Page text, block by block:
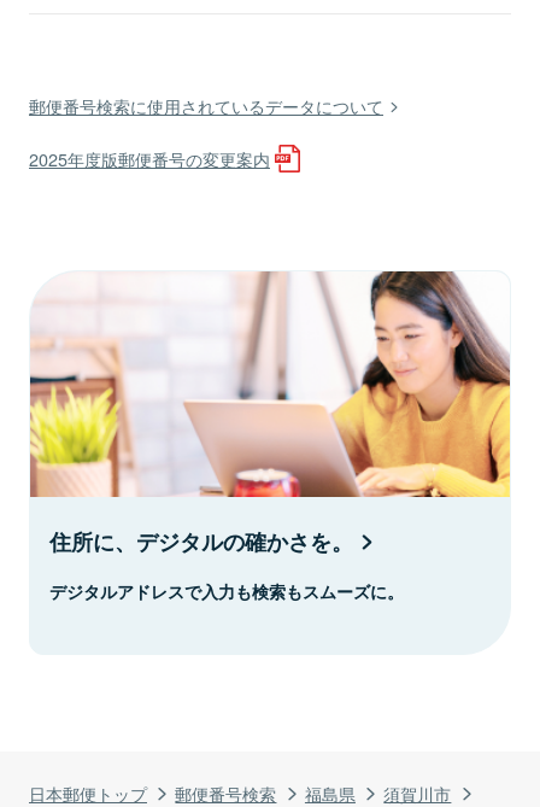
日本郵便トップ 郵便番号検索 福島県
須賀川市
郵便番号検索に使用されているデータについて
2025年度版郵便番号の変更案内
住所に、デジタルの確かさを。
デジタルアドレスで入力も検索もスムーズに。